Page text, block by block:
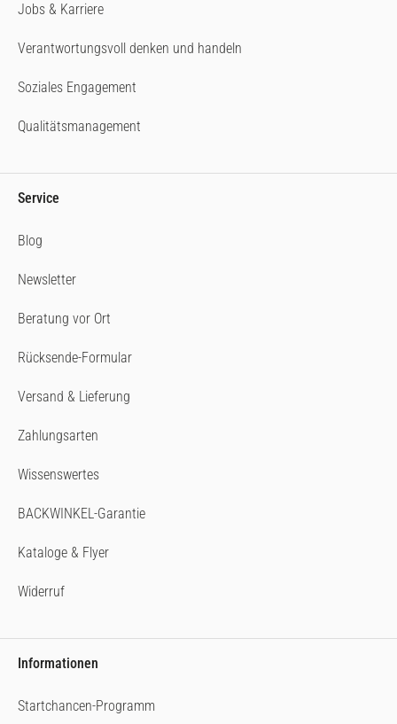
Jobs & Karriere
Verantwortungsvoll denken und handeln
Soziales Engagement
Qualitätsmanagement
Service
Blog
Newsletter
Beratung vor Ort
Rücksende-Formular
Versand & Lieferung
Zahlungsarten
Wissenswertes
BACKWINKEL-Garantie
Kataloge & Flyer
Widerruf
Informationen
Startchancen-Programm